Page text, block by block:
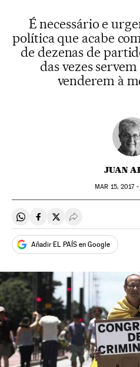
É necessário e
política que acabe
de dezenas de
das vezes
venderem à
JUAN
MAR 15, 2017 -
Compartir en Whatsapp
Compartir en Facebook
Compartir en Twitter
Desplegar
Añadir EL PAÍS en Google